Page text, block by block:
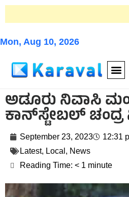
Mon, Aug 10, 2026
ಅಡೂರು ನಿವಾಸಿ
ಕಾನ್‌ಸ್ಟೇಬಲ್
September 23, 2023
12:31
Latest, Local , News
Reading Time: < 1 minute